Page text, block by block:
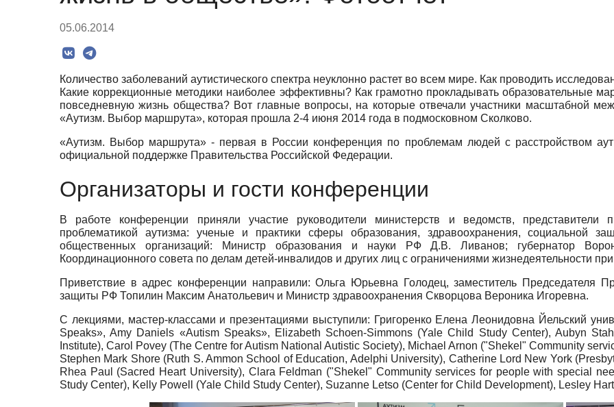
05.06.2014
Количество заболеваний аутистического спектра неуклонно растет во всем мире. Как проводить
Какие коррекционные методики наиболее эффективны? Как грамотно прокладывать образовательные
повседневную жизнь общества? Вот главные вопросы, на которые отвечали участники масштабной
«Аутизм. Выбор маршрута», которая прошла 2-4 июня 2014 года в подмосковном Сколково.
«Аутизм. Выбор маршрута» - первая в России конференция по проблемам людей с расстройством
официальной поддержке Правительства Российской Федерации.
Организаторы и гости конференции
В работе конференции приняли участие руководители министерств и ведомств, представители
проблематикой аутизма: ученые и практики сферы образования, здравоохранения, социальной
общественных организаций: Министр образования и науки РФ Д.В. Ливанов; губернатор
Координационного совета по делам детей-инвалидов и других лиц с ограничениями жизнедеятельности
Приветствие в адрес конференции направили: Ольга Юрьевна Голодец, заместитель Председателя
защиты РФ Топилин Максим Анатольевич и Министр здравоохранения Скворцова Вероника Игоревна.
С лекциями, мастер-классами и презентациями выступили: Григоренко Елена Леонидовна Йельский
Speaks», Amy Daniels «Autism Speaks», Elizabeth Schoen-Simmons (Yale Child Study Center), Aubyn
Institute), Carol Povey (The Centre for Autism National Autistic Society), Michael Arnon ("Shekel" Community
Stephen Mark Shore (Ruth S. Ammon School of Education, Adelphi University), Catherine Lord New York
Rhea Paul (Sacred Heart University), Clara Feldman ("Shekel" Community services for people with special
Study Center), Kelly Powell (Yale Child Study Center), Suzanne Letso (Center for Child Development), Lesley